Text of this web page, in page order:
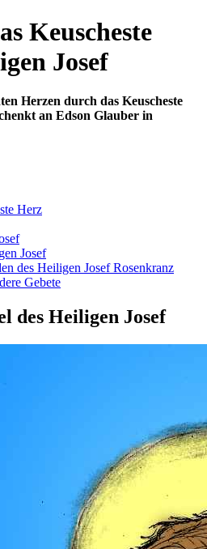
Keuscheste
Josef
Herzen durch das Keuscheste
an Edson Glauber in
Herz
Josef
des Heiligen Josef Rosenkranz
Gebete
des Heiligen Josef